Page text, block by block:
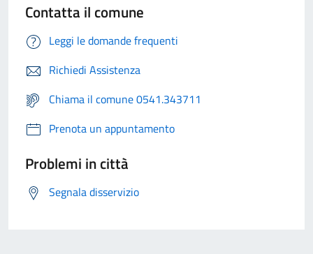
Contatta il comune
Leggi le domande frequenti
Richiedi Assistenza
Chiama il comune 0541.343711
Prenota un appuntamento
Problemi in città
Segnala disservizio